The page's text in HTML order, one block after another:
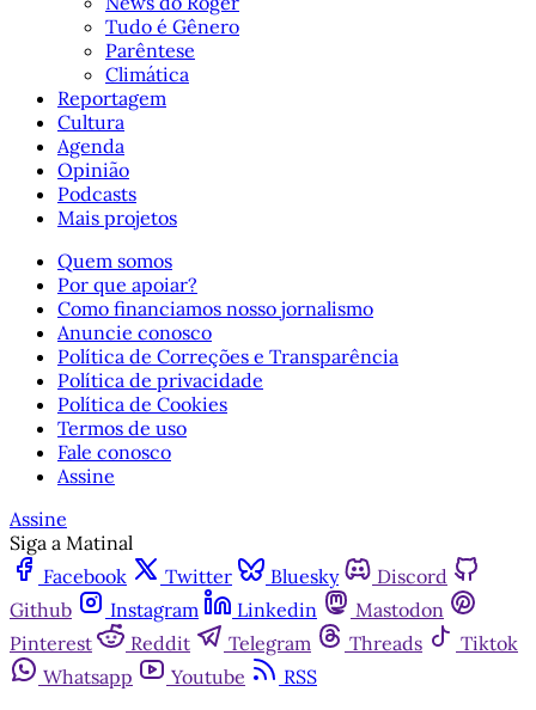
Tudo é Gênero
Parêntese
Climática
Reportagem
Cultura
Agenda
Opinião
Podcasts
Mais projetos
Quem somos
Por que apoiar?
Como financiamos nosso jornalismo
Anuncie conosco
Política de Correções e Transparência
Política de privacidade
Política de Cookies
Termos de uso
Fale conosco
Assine
Assine
Siga a Matinal
Facebook
Twitter Bluesky
Discord
Github
Instagram Linkedin
Mastodon
Pinterest
Reddit Telegram Threads
Tiktok
Whatsapp
Youtube RSS